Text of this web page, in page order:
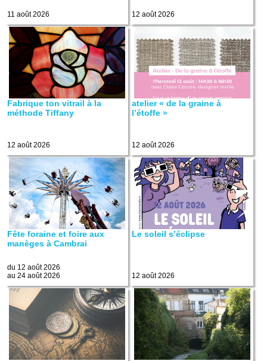
11 août 2026 12 août 2026
Fabrique ton vitrail à la
méthode Tiffany
12 août 2026
atelier « de la graine à
l’étoffe »
12 août 2026
Fête foraine et foire aux
manèges à Cambrai
du 12 août 2026
au 24 août 2026
Le soleil s’éclipse
12 août 2026